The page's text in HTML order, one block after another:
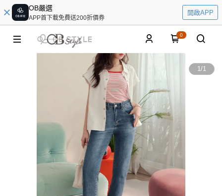
OB嚴選
APP首下載免費送200折價券
開啟APP
0
1/1